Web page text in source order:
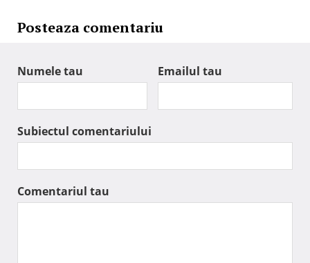
Posteaza comentariu
Numele tau Emailul tau
Subiectul comentariului
Comentariul tau